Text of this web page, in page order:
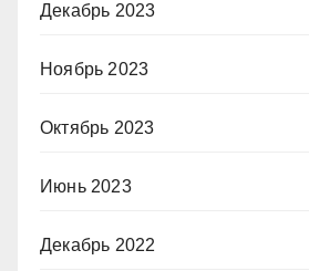
Декабрь 2023
Ноябрь 2023
Октябрь 2023
Июнь 2023
Декабрь 2022